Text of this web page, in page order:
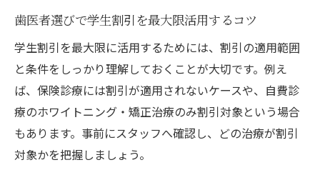
初めての歯医者通院で不安を軽減するコツ
歯医者選びで学生割引を最大限活用するコツ
学生割引を最大限に活用するためには、割引の適用範囲
と条件をしっかり理解しておくことが大切です。例え
ば、保険診療には割引が適用されないケースや、自費診
療のホワイトニング・矯正治療のみ割引対象という場合
もあります。事前にスタッフへ確認し、どの治療が割引
対象かを把握しましょう。